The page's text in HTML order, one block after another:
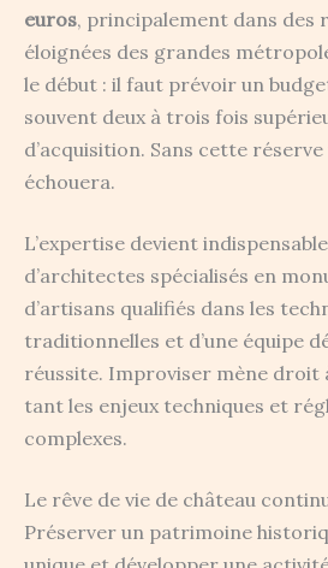
euros, principalement dans des
éloignées des grandes
le début : il faut prévoir un
souvent deux à trois fois
d’acquisition. Sans cette
échouera.
L’expertise devient
d’architectes spécialisés en
d’artisans qualifiés dans les
traditionnelles et d’une équipe
réussite. Improviser mène droit
tant les enjeux techniques et
complexes.
Le rêve de vie de château
Préserver un patrimoine